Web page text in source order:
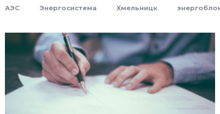
АЭС Энергосистема Хмельницк